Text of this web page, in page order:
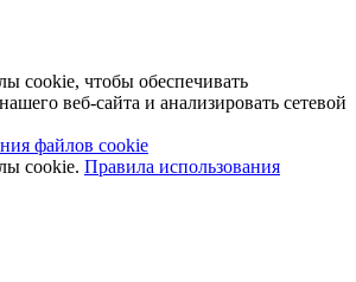
cookie, чтобы обеспечивать
веб-сайта и анализировать сетевой
файлов cookie
cookie. Правила использования